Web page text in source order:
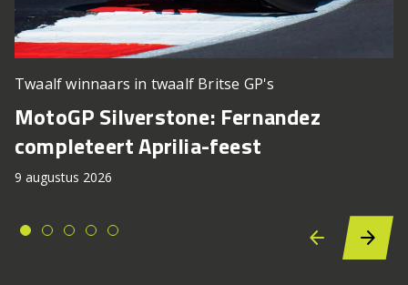
Twaalf winnaars in twaalf Britse GP's
MotoGP Silverstone: Fernandez
completeert Aprilia-feest
9 augustus 2026